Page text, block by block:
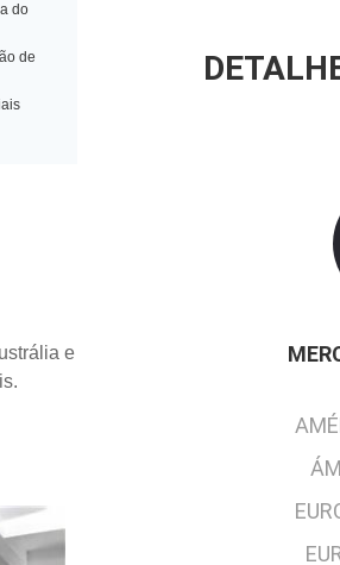
do
de
e